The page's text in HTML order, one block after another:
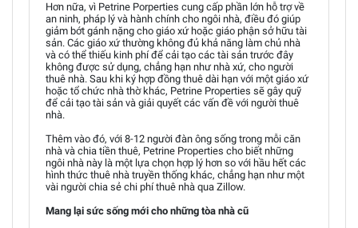
Hơn nữa, vì Petrine Porperties cung cấp phần lớn hỗ trợ về
an ninh, pháp lý và hành chính cho ngôi nhà, điều đó giúp
giảm bớt gánh nặng cho giáo xứ hoặc giáo phận sở hữu tài
sản. Các giáo xứ thường không đủ khả năng làm chủ nhà
và có thể thiếu kinh phí để cải tạo các tài sản trước đây
không được sử dụng, chẳng hạn như nhà xứ, cho người
thuê nhà. Sau khi ký hợp đồng thuê dài hạn với một giáo xứ
hoặc tổ chức nhà thờ khác, Petrine Properties sẽ gây quỹ
để cải tạo tài sản và giải quyết các vấn đề với người thuê
nhà.
Thêm vào đó, với 8-12 người đàn ông sống trong mỗi căn
nhà và chia tiền thuê, Petrine Properties cho biết những
ngôi nhà này là một lựa chọn hợp lý hơn so với hầu hết các
hình thức thuê nhà truyền thống khác, chẳng hạn như một
vài người chia sẻ chi phí thuê nhà qua Zillow.
Mang lại sức sống mới cho những tòa nhà cũ